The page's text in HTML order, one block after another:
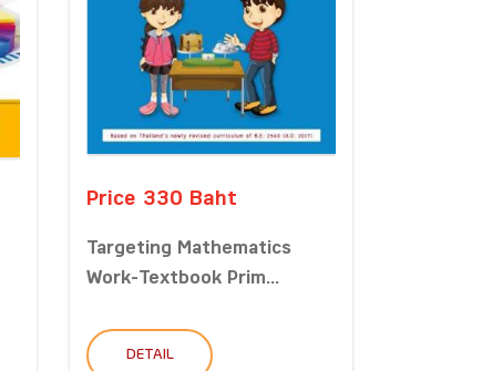
Price 330 Baht
Targeting Mathematics
Work-Textbook Prim...
DETAIL